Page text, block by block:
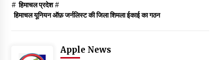
# हिमाचल प्रदेश#
हिमाचल यूनियन ऑफ़ जर्नलिस्ट की जिला शिमला ईकाई का गठन
Apple News